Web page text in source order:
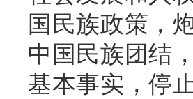
国民族政策，
中国民族团结
基本事实，停